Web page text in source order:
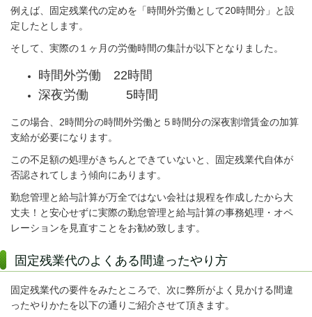
例えば、固定残業代の定めを「時間外労働として20時間分」と設
定したとします。
そして、実際の１ヶ月の労働時間の集計が以下となりました。
時間外労働 22時間
深夜労働 5時間
この場合、2時間分の時間外労働と５時間分の深夜割増賃金の加算
支給が必要になります。
この不足額の処理がきちんとできていないと、固定残業代自体が
否認されてしまう傾向にあります。
勤怠管理と給与計算が万全ではない会社は規程を作成したから大
丈夫！と安心せずに実際の勤怠管理と給与計算の事務処理・オペ
レーションを見直すことをお勧め致します。
固定残業代のよくある間違ったやり方
固定残業代の要件をみたところで、次に弊所がよく見かける間違
ったやりかたを以下の通りご紹介させて頂きます。